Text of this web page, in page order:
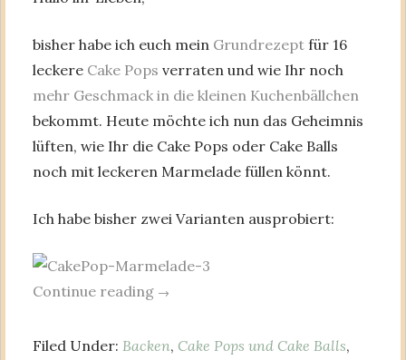
bisher habe ich euch mein Grundrezept für 16
leckere Cake Pops verraten und wie Ihr noch
mehr Geschmack in die kleinen Kuchenbällchen
bekommt. Heute möchte ich nun das Geheimnis
lüften, wie Ihr die Cake Pops oder Cake Balls
noch mit leckeren Marmelade füllen könnt.
Ich habe bisher zwei Varianten ausprobiert:
Continue reading →
Filed Under: Backen, Cake Pops und Cake Balls,